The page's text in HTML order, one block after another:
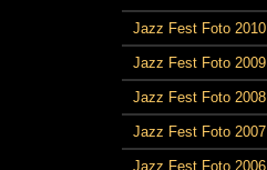
Jazz Fest Foto 2010
Jazz Fest Foto 2009
Jazz Fest Foto 2008
Jazz Fest Foto 2007
Jazz Fest Foto 2006